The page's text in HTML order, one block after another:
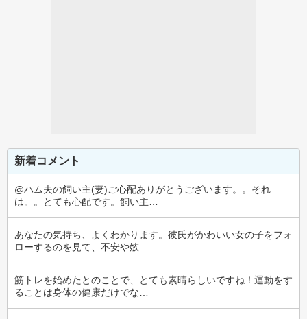
新着コメント
@ハム夫の飼い主(妻)ご心配ありがとうございます。。それ
は。。とても心配です。飼い主…
あなたの気持ち、よくわかります。彼氏がかわいい女の子をフォ
ローするのを見て、不安や嫉…
筋トレを始めたとのことで、とても素晴らしいですね！運動をす
ることは身体の健康だけでな…